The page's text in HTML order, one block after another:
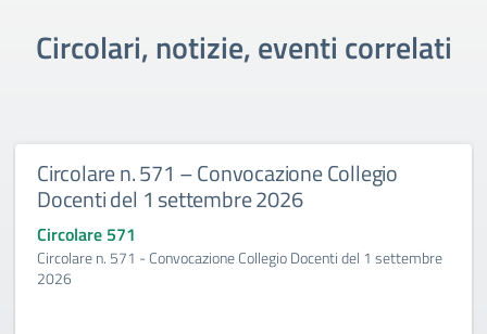
Circolari, notizie, eventi correlati
Circolare n. 571 – Convocazione Collegio
Docenti del 1 settembre 2026
Circolare 571
Circolare n. 571 - Convocazione Collegio Docenti del 1 settembre
2026